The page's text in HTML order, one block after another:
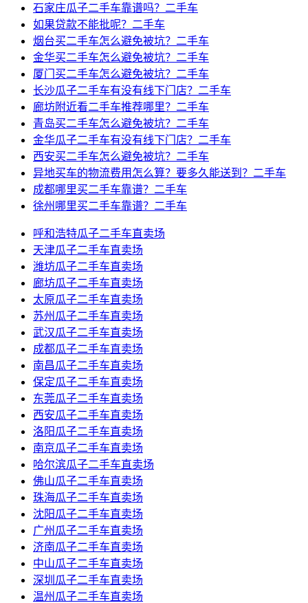
石家庄瓜子二手车靠谱吗？二手车
如果贷款不能批呢？二手车
烟台买二手车怎么避免被坑？二手车
金华买二手车怎么避免被坑？二手车
厦门买二手车怎么避免被坑？二手车
长沙瓜子二手车有没有线下门店？二手车
廊坊附近看二手车推荐哪里？二手车
青岛买二手车怎么避免被坑？二手车
金华瓜子二手车有没有线下门店？二手车
西安买二手车怎么避免被坑？二手车
异地买车的物流费用怎么算？要多久能送到？二手车
成都哪里买二手车靠谱？二手车
徐州哪里买二手车靠谱？二手车
呼和浩特瓜子二手车直卖场
天津瓜子二手车直卖场
潍坊瓜子二手车直卖场
廊坊瓜子二手车直卖场
太原瓜子二手车直卖场
苏州瓜子二手车直卖场
武汉瓜子二手车直卖场
成都瓜子二手车直卖场
南昌瓜子二手车直卖场
保定瓜子二手车直卖场
东莞瓜子二手车直卖场
西安瓜子二手车直卖场
洛阳瓜子二手车直卖场
南京瓜子二手车直卖场
哈尔滨瓜子二手车直卖场
佛山瓜子二手车直卖场
珠海瓜子二手车直卖场
沈阳瓜子二手车直卖场
广州瓜子二手车直卖场
济南瓜子二手车直卖场
中山瓜子二手车直卖场
深圳瓜子二手车直卖场
温州瓜子二手车直卖场